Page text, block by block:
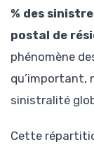
% des
postal de
phénomène
qu’important,
sinistralité
Cette